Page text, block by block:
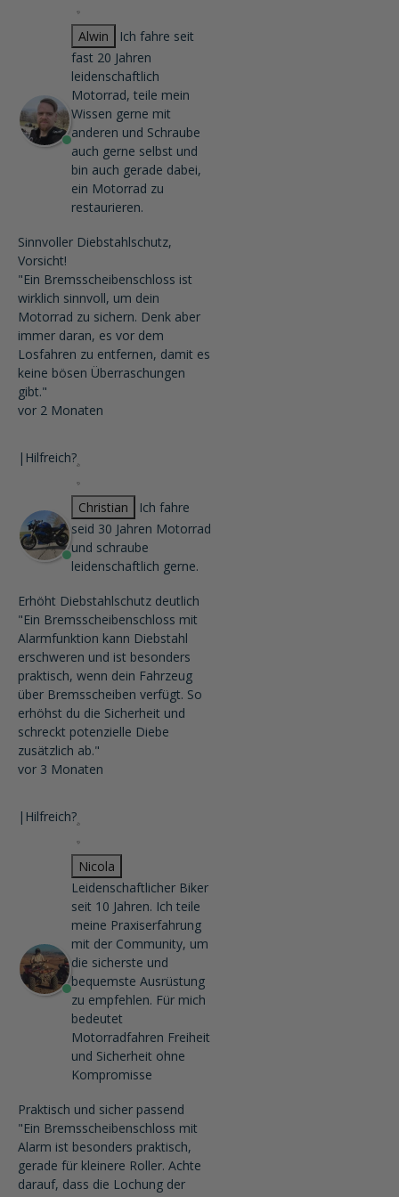
Alwin
Ich fahre seit
fast 20 Jahren
leidenschaftlich
Motorrad, teile mein
Wissen gerne mit
anderen und Schraube
auch gerne selbst und
bin auch gerade dabei,
ein Motorrad zu
restaurieren.
Sinnvoller Diebstahlschutz,
Vorsicht!
"Ein Bremsscheibenschloss ist
wirklich sinnvoll, um dein
Motorrad zu sichern. Denk aber
immer daran, es vor dem
Losfahren zu entfernen, damit es
keine bösen Überraschungen
gibt."
vor 2 Monaten
| Hilfreich?
Christian
Ich fahre
seid 30 Jahren Motorrad
und schraube
leidenschaftlich gerne.
Erhöht Diebstahlschutz deutlich
"Ein Bremsscheibenschloss mit
Alarmfunktion kann Diebstahl
erschweren und ist besonders
praktisch, wenn dein Fahrzeug
über Bremsscheiben verfügt. So
erhöhst du die Sicherheit und
schreckt potenzielle Diebe
zusätzlich ab."
vor 3 Monaten
| Hilfreich?
Nicola
Leidenschaftlicher Biker
seit 10 Jahren. Ich teile
meine Praxiserfahrung
mit der Community, um
die sicherste und
bequemste Ausrüstung
zu empfehlen. Für mich
bedeutet
Motorradfahren Freiheit
und Sicherheit ohne
Kompromisse
Praktisch und sicher passend
"Ein Bremsscheibenschloss mit
Alarm ist besonders praktisch,
gerade für kleinere Roller. Achte
darauf, dass die Lochung der